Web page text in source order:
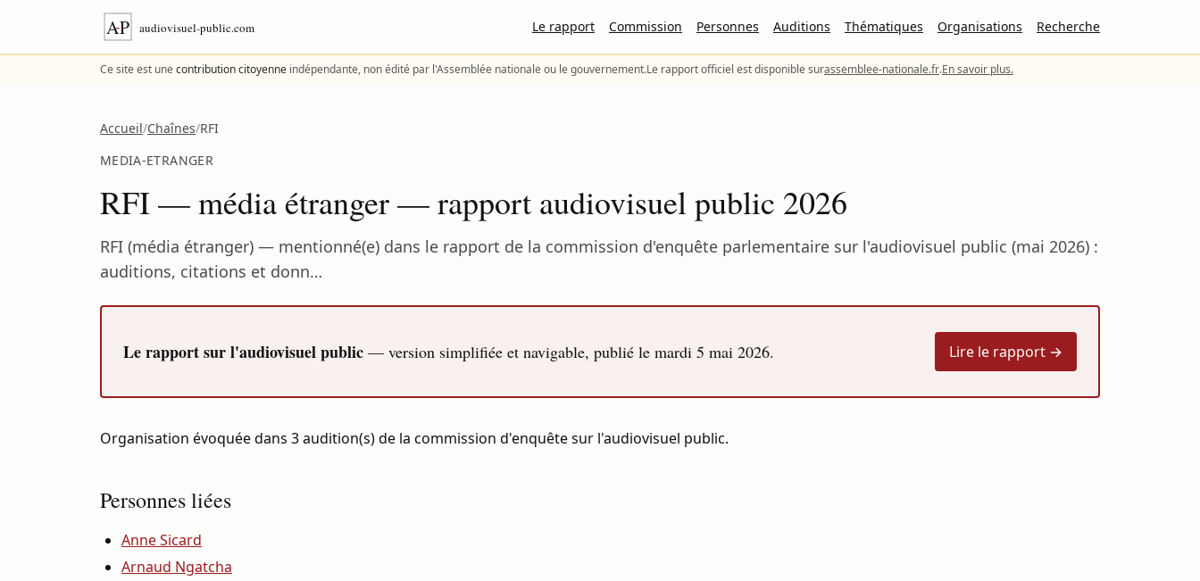
Aller au contenu
Le rapport Commission Personnes Auditions Thématiques Organisations Recherche
Ce site est unecontribution citoyenne indépendante, non édité par l'Assemblée nationale ou le gouvernement.Le rapport officiel est disponible surassemblee-nationale.fr.En savoir plus.
Accueil/Chaînes/RFI
MEDIA-ETRANGER
RFI — média étranger — rapport audiovisuel public 2026
RFI (média étranger) — mentionné(e) dans le rapport de la commission d'enquête parlementaire sur l'audiovisuel public (mai 2026) :
auditions, citations et donn…
Le rapport sur l'audiovisuel public — version simplifiée et navigable, publié le mardi 5 mai 2026. Lire le rapport →
Organisation évoquée dans 3 audition(s) de la commission d'enquête sur l'audiovisuel public.
Personnes liées
Anne Sicard
Arnaud Ngatcha